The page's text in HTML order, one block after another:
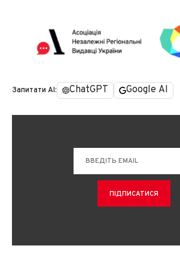
Запитати AI: ChatGPT Google AI